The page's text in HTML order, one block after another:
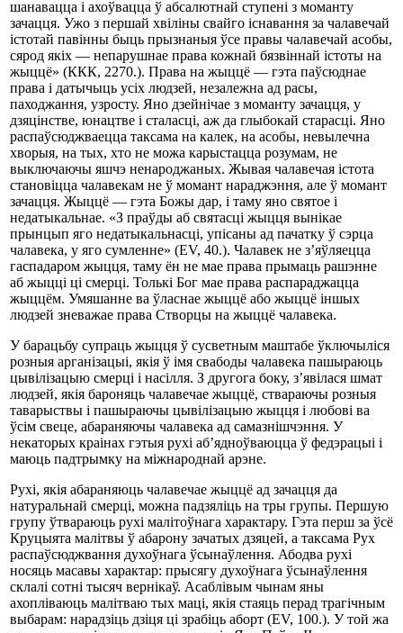
шанавацца і ахоўвацца ў абсалютнай ступені з моманту
зачацця. Ужо з першай хвіліны свайго існавання за чалавечай
істотай павінны быць прызнаныя ўсе правы чалавечай асобы,
сярод якіх — непарушнае права кожнай бязвіннай істоты на
жыццё» (ККК, 2270.). Права на жыццё — гэта паўсюднае
права і датычыць усіх людзей, незалежна ад расы,
паходжання, узросту. Яно дзейнічае з моманту зачацця, у
дзяцінстве, юнацтве і сталасці, аж да глыбокай старасці. Яно
распаўсюджваецца таксама на калек, на асобы, невылечна
хворыя, на тых, хто не можа карыстацца розумам, не
выключаючы яшчэ ненароджаных. Жывая чалавечая істота
становіцца чалавекам не ў момант нараджэння, але ў момант
зачацця. Жыццё — гэта Божы дар, і таму яно святое і
недатыкальнае. «З праўды аб святасці жыцця вынікае
прынцып яго недатыкальнасці, упісаны ад пачатку ў сэрца
чалавека, у яго сумленне» (EV, 40.). Чалавек не з’яўляецца
гаспадаром жыцця, таму ён не мае права прымаць рашэнне
аб жыцці ці смерці. Толькі Бог мае права распараджацца
жыццём. Умяшанне ва ўласнае жыццё або жыццё іншых
людзей зневажае права Створцы на жыццё чалавека.
У барацьбу супраць жыцця ў сусветным маштабе ўключыліся
розныя арганізацыі, якія ў імя свабоды чалавека пашыраюць
цывілізацыю смерці і насілля. З другога боку, з’явілася шмат
людзей, якія бароняць чалавечае жыццё, ствараючы розныя
таварыствы і пашыраючы цывілізацыю жыцця і любові ва
ўсім свеце, абараняючы чалавека ад самазнішчэння. У
некаторых краінах гэтыя рухі аб’ядноўваюцца ў федэрацыі і
маюць падтрымку на міжнароднай арэне.
Рухі, якія абараняюць чалавечае жыццё ад зачацця да
натуральнай смерці, можна падзяліць на тры групы. Першую
групу ўтвараюць рухі малітоўнага характару. Гэта перш за ўсё
Круцыята малітвы ў абарону зачатых дзяцей, а таксама Рух
распаўсюджвання духоўнага ўсынаўлення. Абодва рухі
носяць масавы характар: прысягу духоўнага ўсынаўлення
склалі сотні тысяч вернікаў. Асаблівым чынам яны
ахопліваюць малітваю тых маці, якія стаяць перад трагічным
выбарам: нарадзіць дзіця ці зрабіць аборт (EV, 100.). У той жа